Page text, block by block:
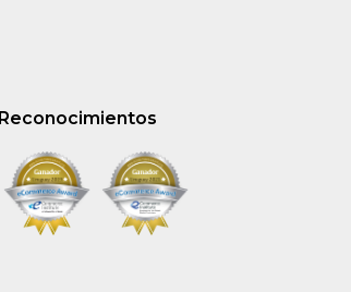
Reconocimientos